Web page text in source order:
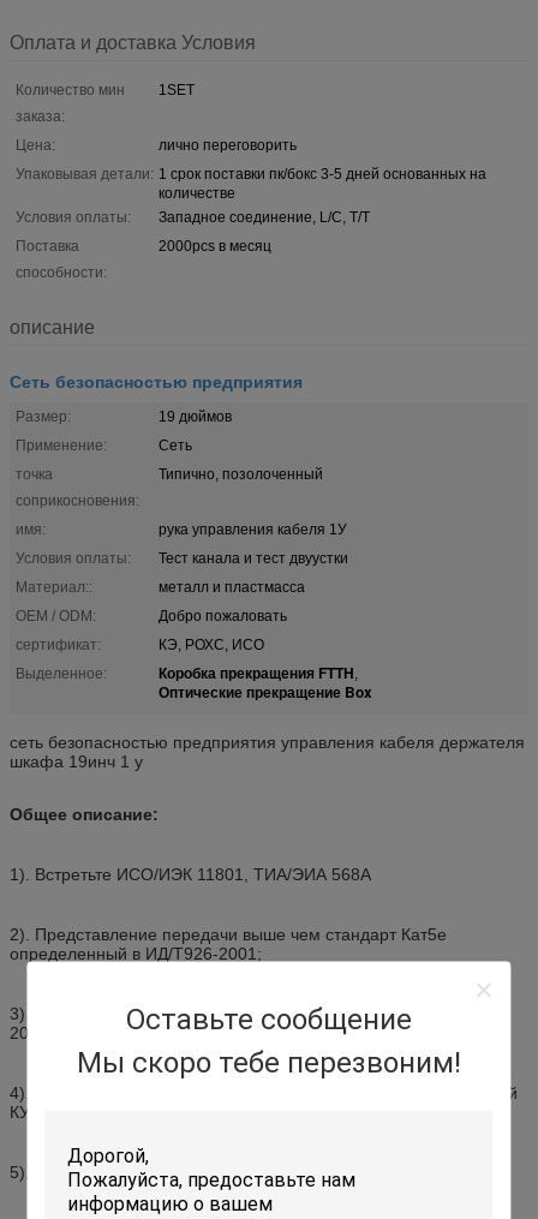
Оставьте сообщение
Мы скоро тебе перезвоним!
Оплата и доставка Условия
Количество мин
заказа:
1SET
Цена:
лично переговорить
Упаковывая детали: 1 срок поставки пк/бокс 3-5 дней основанных на
количестве
Условия оплаты:
Западное соединение, L/C, T/T
Поставка
способности:
2000pcs в месяц
описание
Сеть безопасностью предприятия
Размер:
19 дюймов
Применение:
Сеть
точка
соприкосновения:
Типично, позолоченный
имя:
рука управления кабеля 1У
Условия оплаты:
Тест канала и тест двуустки
Материал::
металл и пластмасса
OEM / ODM:
Добро пожаловать
сертификат:
КЭ, РОХС, ИСО
Выделенное:
Коробка прекращения FTTH,
Оптические прекращение Box
сеть безопасностью предприятия управления кабеля держателя
шкафа 19инч 1 у
Общее описание:
1). Встретьте ИСО/ИЭК 11801, ТИА/ЭИА 568А
2). Представление передачи выше чем стандарт Кат5е
определенный в ИД/Т926-2001;
3). Обеспечьте 50 пар, 100 пар, конфигурацию серии кабеля
200-пайр;
4). Способный для установки и для того чтобы извлечь модулей
КУ легкой;
5). Может быть тип типа ноги, типа не-ноги и шкафа;